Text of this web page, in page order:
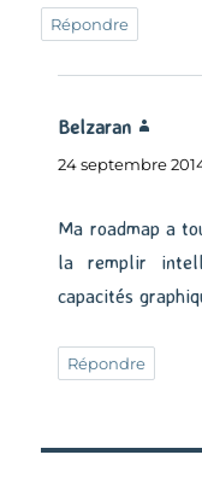
Répondre
Belzaran
24 septembre
Ma roadmap a
la remplir
capacités
Répondre